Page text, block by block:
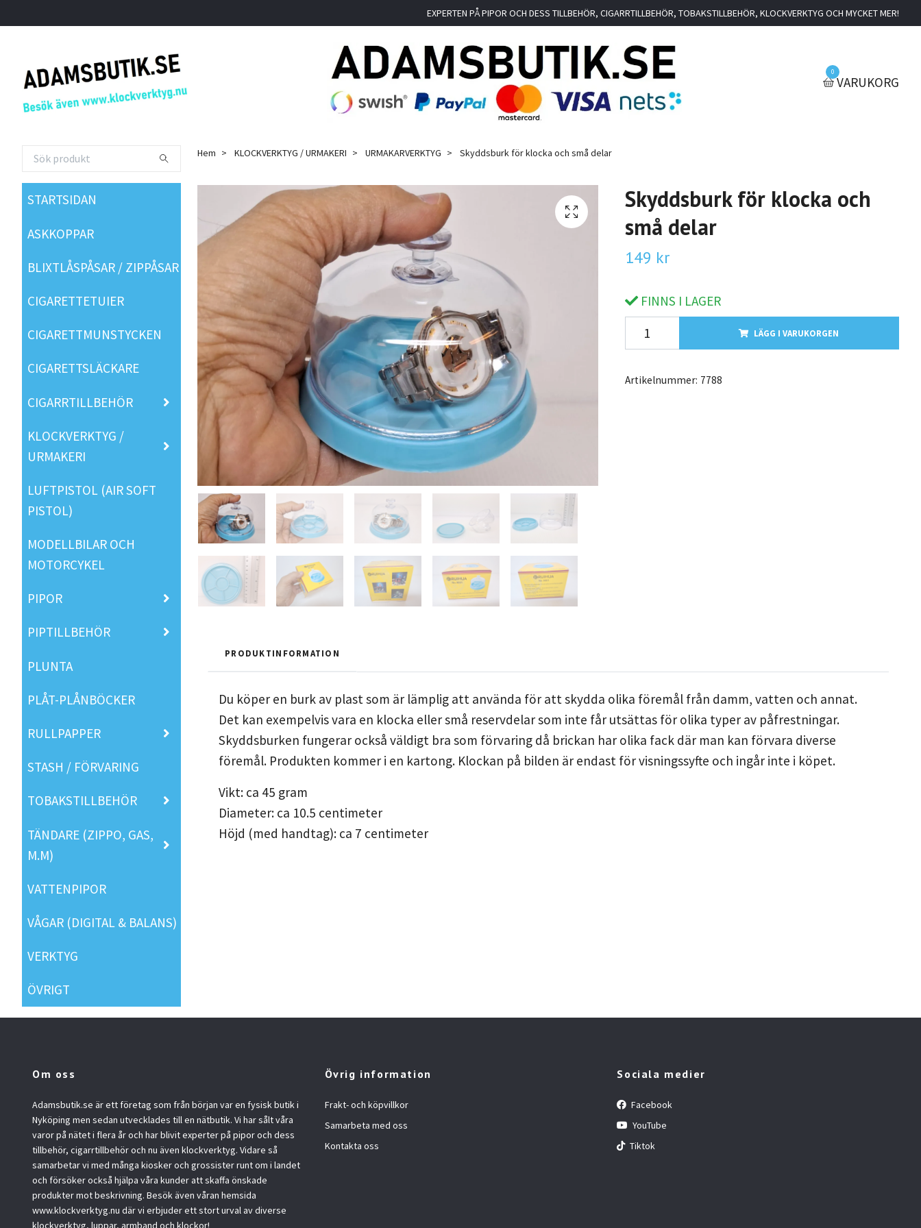
EXPERTEN PÅ PIPOR OCH DESS TILLBEHÖR, CIGARRTILLBEHÖR, TOBAKSTILLBEHÖR, KLOCKVERKTYG OCH MYCKET MER!
0
VARUKORG
STARTSIDAN
ASKKOPPAR
BLIXTLÅSPÅSAR / ZIPPÅSAR
CIGARETTETUIER
CIGARETTMUNSTYCKEN
CIGARETTSLÄCKARE
CIGARRTILLBEHÖR
KLOCKVERKTYG /
URMAKERI
LUFTPISTOL (AIR SOFT
PISTOL)
MODELLBILAR OCH
MOTORCYKEL
PIPOR
PIPTILLBEHÖR
PLUNTA
PLÅT-PLÅNBÖCKER
RULLPAPPER
STASH / FÖRVARING
TOBAKSTILLBEHÖR
TÄNDARE (ZIPPO, GAS,
M.M)
VATTENPIPOR
VÅGAR (DIGITAL & BALANS)
VERKTYG
ÖVRIGT
Hem KLOCKVERKTYG / URMAKERI URMAKARVERKTYG Skyddsburk för klocka och små delar
Skyddsburk för klocka och
små delar
149 kr
FINNS I LAGER
LÄGG I VARUKORGEN
Artikelnummer: 7788
PRODUKTINFORMATION
Du köper en burk av plast som är lämplig att använda för att skydda olika föremål från damm, vatten och annat.
Det kan exempelvis vara en klocka eller små reservdelar som inte får utsättas för olika typer av påfrestningar.
Skyddsburken fungerar också väldigt bra som förvaring då brickan har olika fack där man kan förvara diverse
föremål. Produkten kommer i en kartong. Klockan på bilden är endast för visningssyfte och ingår inte i köpet.
Vikt: ca 45 gram
Diameter: ca 10.5 centimeter
Höjd (med handtag): ca 7 centimeter
Om oss
Adamsbutik.se är ett företag som från början var en fysisk butik i
Nyköping men sedan utvecklades till en nätbutik. Vi har sålt våra
varor på nätet i flera år och har blivit experter på pipor och dess
tillbehör, cigarrtillbehör och nu även klockverktyg. Vidare så
samarbetar vi med många kiosker och grossister runt om i landet
och försöker också hjälpa våra kunder att skaffa önskade
produkter mot beskrivning. Besök även våran hemsida
www.klockverktyg.nu där vi erbjuder ett stort urval av diverse
klockverktyg, luppar, armband och klockor!
Övrig information
Frakt- och köpvillkor
Samarbeta med oss
Kontakta oss
Sociala medier
Facebook
YouTube
Tiktok